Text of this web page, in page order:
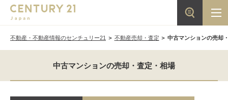
不動産・不動産情報のセンチュリー21 不動産売却・査定 中古マンションの売却
中古マンションの売却・査定・相場